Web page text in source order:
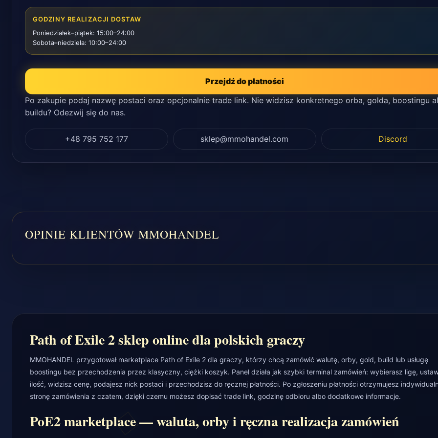
GODZINY REALIZACJI DOSTAW
Poniedziałek–piątek: 15:00–24:00
Sobota–niedziela: 10:00–24:00
Przejdź do płatności
Po zakupie podaj nazwę postaci oraz opcjonalnie trade link. Nie widzisz konkretnego orba, golda, boostingu
buildu? Odezwij się do nas.
+48 795 752 177 sklep@mmohandel.com Discord
Path of Exile 2 sklep online dla polskich graczy
MMOHANDEL przygotował marketplace Path of Exile 2 dla graczy, którzy chcą zamówić walutę, orby, gold, build lub usługę
boostingu bez przechodzenia przez klasyczny, ciężki koszyk. Panel działa jak szybki terminal zamówień: wybierasz ligę,
ilość, widzisz cenę, podajesz nick postaci i przechodzisz do ręcznej płatności. Po zgłoszeniu płatności otrzymujesz
stronę zamówienia z czatem, dzięki czemu możesz dopisać trade link, godzinę odbioru albo dodatkowe informacje.
PoE2 marketplace — waluta, orby i ręczna realizacja zamówień